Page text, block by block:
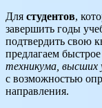
Для студентов,
завершить годы
подтвердить свою
предлагаем
техникума, высших
с возможностью
направления.